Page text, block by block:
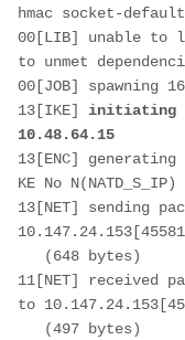
hmac socket-
00[LIB] unable to
to unmet
00[JOB]
13[IKE] initiating
10.48.64.15
13[ENC]
KE No
13[NET] sending
(648
11[NET] received
to
(497